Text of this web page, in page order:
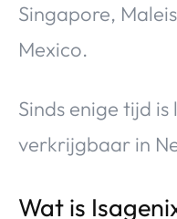
Singapore,
Mexico.
Sinds enige tijd
verkrijgbaar in
Wat is